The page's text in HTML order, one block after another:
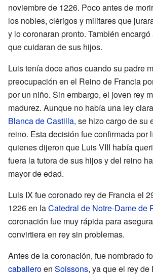
noviembre de 1226. Poco antes de
los nobles, clérigos y militares que
y lo coronaran pronto. También
que cuidaran de sus hijos.
Luis tenía doce años cuando su padre
preocupación en el Reino de Francia
por un niño. Sin embargo, el joven rey
madurez. Aunque no había una ley
Blanca de Castilla, se hizo cargo de su
reino. Esta decisión fue confirmada por
quienes dijeron que Luis VIII había
fuera la tutora de sus hijos y del reino
mayor de edad.
Luis IX fue coronado rey de Francia el
1226 en laCatedral de Notre-Dame de
coronación fue muy rápida para
convirtiera en rey sin problemas.
Antes de la coronación, fue nombrado
caballeroen Soissons, ya que el rey